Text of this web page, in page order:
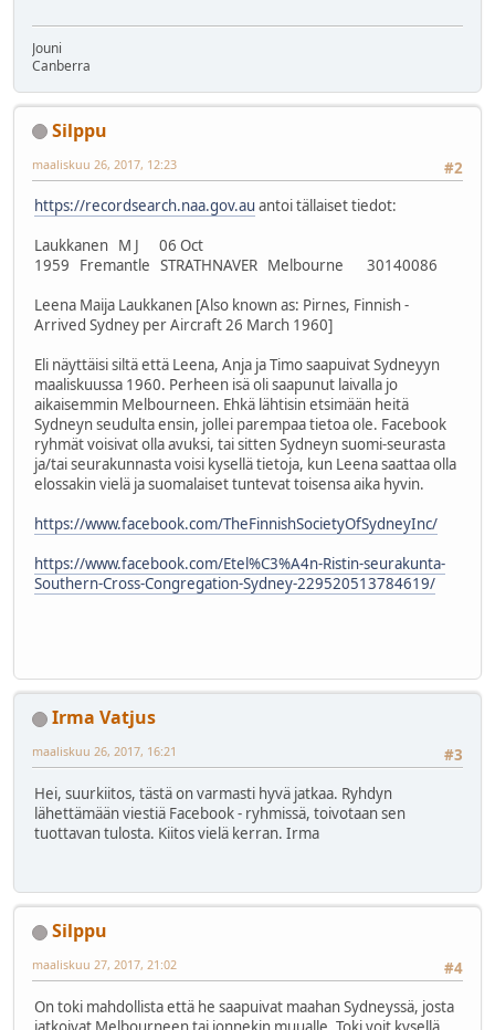
Jouni
Canberra
Silppu
#2
maaliskuu 26, 2017, 12:23
https://recordsearch.naa.gov.au antoi tällaiset tiedot:
Laukkanen M J 06 Oct
1959 Fremantle STRATHNAVER Melbourne 30140086
Leena Maija Laukkanen [Also known as: Pirnes, Finnish -
Arrived Sydney per Aircraft 26 March 1960]
Eli näyttäisi siltä että Leena, Anja ja Timo saapuivat Sydneyyn
maaliskuussa 1960. Perheen isä oli saapunut laivalla jo
aikaisemmin Melbourneen. Ehkä lähtisin etsimään heitä
Sydneyn seudulta ensin, jollei parempaa tietoa ole. Facebook
ryhmät voisivat olla avuksi, tai sitten Sydneyn suomi-seurasta
ja/tai seurakunnasta voisi kysellä tietoja, kun Leena saattaa olla
elossakin vielä ja suomalaiset tuntevat toisensa aika hyvin.
https://www.facebook.com/TheFinnishSocietyOfSydneyInc/
https://www.facebook.com/Etel%C3%A4n-Ristin-seurakunta-
Southern-Cross-Congregation-Sydney-229520513784619/
Irma Vatjus
#3
maaliskuu 26, 2017, 16:21
Hei, suurkiitos, tästä on varmasti hyvä jatkaa. Ryhdyn
lähettämään viestiä Facebook - ryhmissä, toivotaan sen
tuottavan tulosta. Kiitos vielä kerran. Irma
Silppu
#4
maaliskuu 27, 2017, 21:02
On toki mahdollista että he saapuivat maahan Sydneyssä, josta